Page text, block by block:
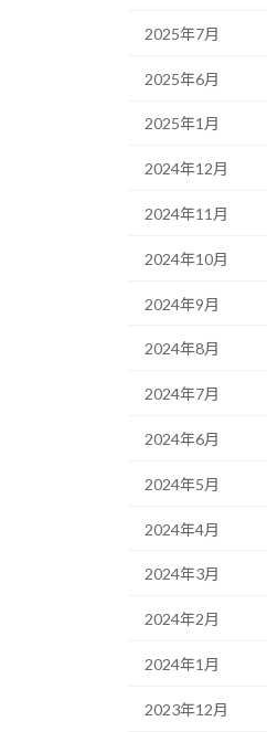
2025年7月
2025年6月
2025年1月
2024年12月
2024年11月
2024年10月
2024年9月
2024年8月
2024年7月
2024年6月
2024年5月
2024年4月
2024年3月
2024年2月
2024年1月
2023年12月